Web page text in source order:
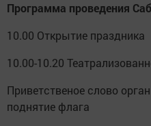
Программа проведения
10.00 Открытие праздника
10.00-10.20
Приветственое слово
поднятие флага